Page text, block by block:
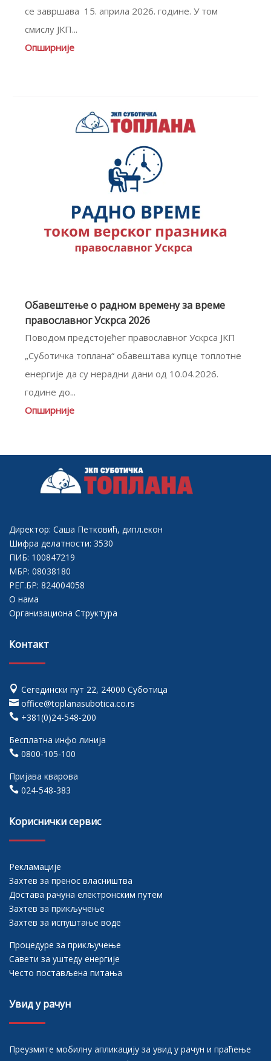
се завршава 15. априла 2026. године. У том
смислу ЈКП...
Опширније
Обавештење о радном времену за време
православног Ускрса 2026
Поводом предстојећег православног Ускрса ЈКП
„Суботичка топлана“ обавештава купце топлотне
енергије да су нерaдни дани од 10.04.2026.
године до...
Опширније
Директор: Саша Петковић, дипл.екон
Шифра делатности: 3530
ПИБ: 100847219
МБР: 08038180
РЕГ.БР: 824004058
О нама
Организациона Структура
Контакт
 Сегедински пут 22, 24000 Суботица
 office@toplanasubotica.co.rs
 +381(0)24-548-200
Бесплатна инфо линија
 0800-105-100
Пријава кварова
 024-548-383
Кориснички сервис
Рекламације
Захтев за пренос власништва
Достава рачуна електронским путем
Захтев за прикључење
Захтев за испуштање воде
Процедуре за прикључење
Савети за уштеду енергије
Често постављена питања
Увид у рачун
Преузмите мобилну апликацију за увид у рачун и праћење